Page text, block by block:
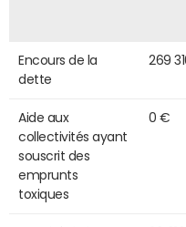
Encours de la
dette
269
Aide aux
collectivités ayant
souscrit des
emprunts
toxiques
0 €